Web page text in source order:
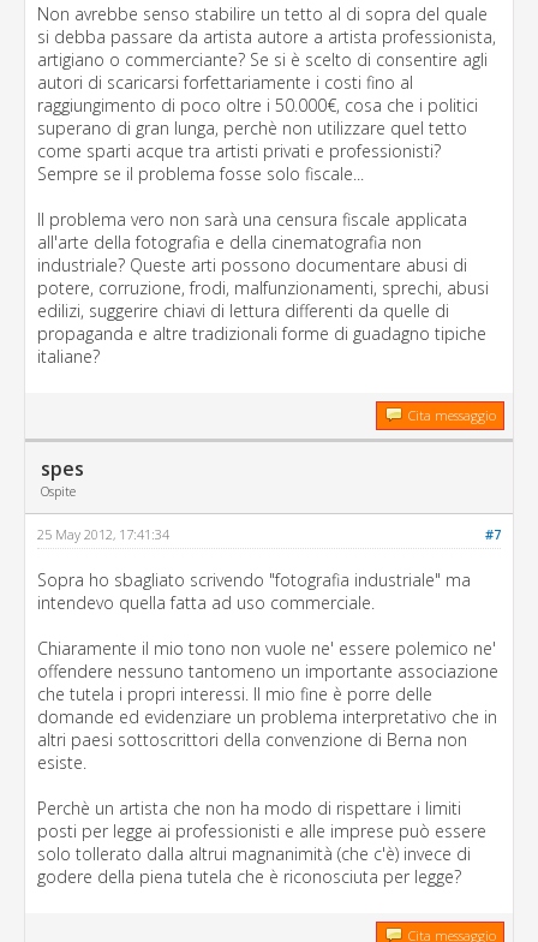
Non avrebbe senso stabilire un tetto al di sopra del quale
si debba passare da artista autore a artista professionista,
artigiano o commerciante? Se si è scelto di consentire agli
autori di scaricarsi forfettariamente i costi fino al
raggiungimento di poco oltre i 50.000€, cosa che i politici
superano di gran lunga, perchè non utilizzare quel tetto
come sparti acque tra artisti privati e professionisti?
Sempre se il problema fosse solo fiscale...
Il problema vero non sarà una censura fiscale applicata
all'arte della fotografia e della cinematografia non
industriale? Queste arti possono documentare abusi di
potere, corruzione, frodi, malfunzionamenti, sprechi, abusi
edilizi, suggerire chiavi di lettura differenti da quelle di
propaganda e altre tradizionali forme di guadagno tipiche
italiane?
Cita messaggio
spes
Ospite
#7
25 May 2012, 17:41:34
Sopra ho sbagliato scrivendo "fotografia industriale" ma
intendevo quella fatta ad uso commerciale.
Chiaramente il mio tono non vuole ne' essere polemico ne'
offendere nessuno tantomeno un importante associazione
che tutela i propri interessi. Il mio fine è porre delle
domande ed evidenziare un problema interpretativo che in
altri paesi sottoscrittori della convenzione di Berna non
esiste.
Perchè un artista che non ha modo di rispettare i limiti
posti per legge ai professionisti e alle imprese può essere
solo tollerato dalla altrui magnanimità (che c'è) invece di
godere della piena tutela che è riconosciuta per legge?
Cita messaggio